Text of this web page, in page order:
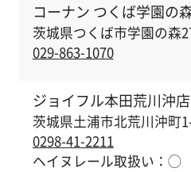
る
コーナン つくば学園の
茨城県つくば市学園の森
029-863-1070
ジョイフル本田荒川沖店
茨城県土浦市北荒川沖町
0298-41-2211
ヘイヌレール取扱い： ◯